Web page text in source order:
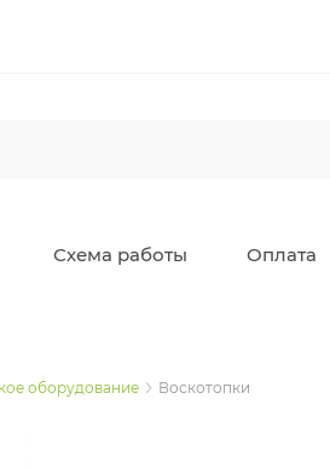
Схема работы Оплата
оборудование Воскотопки